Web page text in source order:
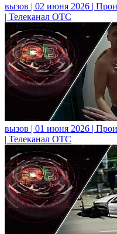
вызов | 02 июня 2026 |
| Телеканал ОТС
вызов | 01 июня 2026 |
| Телеканал ОТС